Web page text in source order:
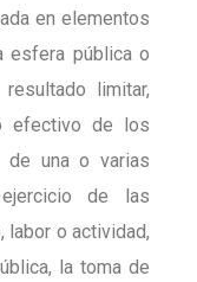
en elementos
esfera pública o
limitar,
efectivo de los
de una o varias
de las
labor o actividad,
la toma de